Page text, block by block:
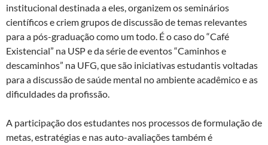
institucional destinada a eles, organizem os seminários
científicos e criem grupos de discussão de temas relevantes
para a pós-graduação como um todo. É o caso do “Café
Existencial” na USP e da série de eventos “Caminhos e
descaminhos” na UFG, que são iniciativas estudantis voltadas
para a discussão de saúde mental no ambiente acadêmico e as
dificuldades da profissão.
A participação dos estudantes nos processos de formulação de
metas, estratégias e nas auto-avaliações também é